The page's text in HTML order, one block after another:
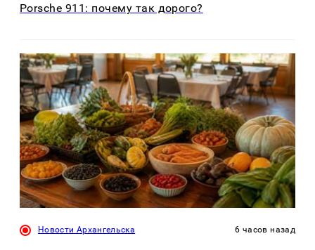
Porsche 911: почему так дорого?
Новости Архангельска 6 часов назад